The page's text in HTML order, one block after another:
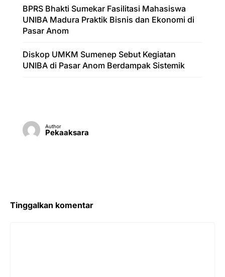
BPRS Bhakti Sumekar Fasilitasi Mahasiswa
UNIBA Madura Praktik Bisnis dan Ekonomi di
Pasar Anom
Diskop UMKM Sumenep Sebut Kegiatan
UNIBA di Pasar Anom Berdampak Sistemik
Author
Pekaaksara
Tinggalkan komentar